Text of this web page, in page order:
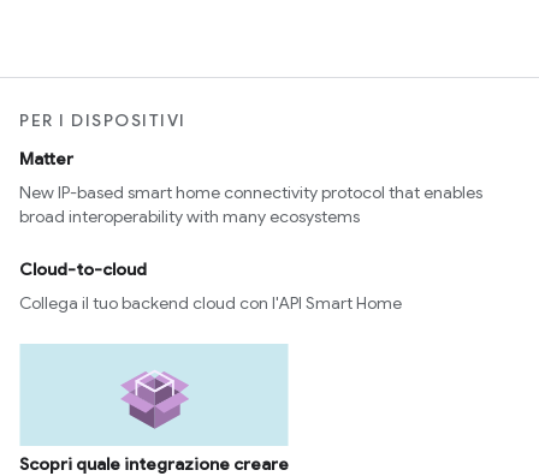
PER I DISPOSITIVI
Matter
New IP-based smart home connectivity protocol that enables
broad interoperability with many ecosystems
Cloud-to-cloud
Collega il tuo backend cloud con l'API Smart Home
Scopri quale integrazione creare